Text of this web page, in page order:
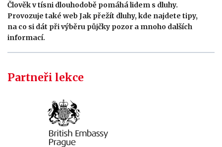
Člověk v tísni dlouhodobě pomáhá lidem s dluhy.
Provozuje také web Jak přežít dluhy, kde najdete tipy,
na co si dát při výběru půjčky pozor a mnoho dalších
informací.
Partneři lekce